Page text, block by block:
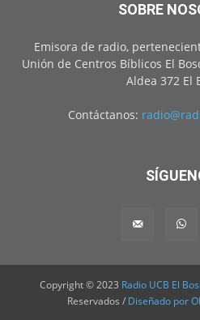
SOBRE
Emisora de radio,
Unión de Centros Bíblicos El
Aldea 372 El
Contáctanos:
Copyright © 2023 Radio UCB El
Reservados / Diseñado por